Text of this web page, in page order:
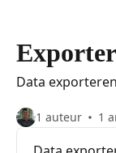
Data
1 auteur 1